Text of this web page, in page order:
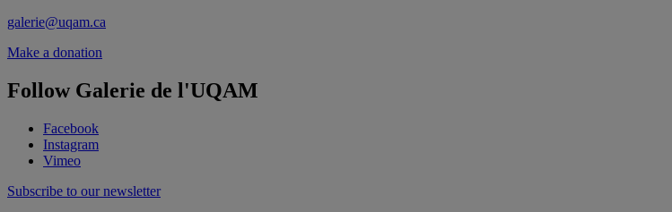
galerie@uqam.ca
Make a donation
Follow Galerie de l'UQAM
Facebook
Instagram
Vimeo
Subscribe to our newsletter